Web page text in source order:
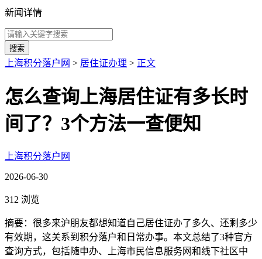
新闻详情
搜索
上海积分落户网 > 居住证办理 > 正文
怎么查询上海居住证有多长时
间了？3个方法一查便知
上海积分落户网
2026-06-30
312 浏览
摘要：很多来沪朋友都想知道自己居住证办了多久、还剩多少
有效期，这关系到积分落户和日常办事。本文总结了3种官方
查询方式，包括随申办、上海市民信息服务网和线下社区中